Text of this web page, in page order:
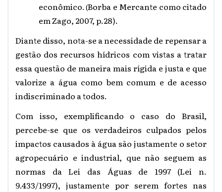
econômico. (Borba e Mercante como citado
em Zago, 2007, p.28).
Diante disso, nota-se a necessidade de repensar a
gestão dos recursos hídricos com vistas a tratar
essa questão de maneira mais rígida e justa e que
valorize a água como bem comum e de acesso
indiscriminado a todos.
Com isso, exemplificando o caso do Brasil,
percebe-se que os verdadeiros culpados pelos
impactos causados à água são justamente o setor
agropecuário e industrial, que não seguem as
normas da Lei das Águas de 1997 (Lei n.
9.433/1997), justamente por serem fortes nas